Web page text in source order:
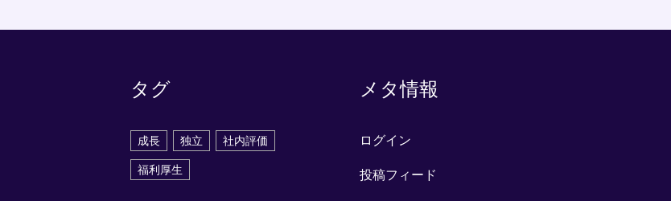
タグ
成長 独立 社内評価
福利厚生
メタ情報
ログイン
投稿フィード